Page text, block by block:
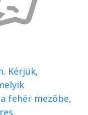
Kérjük,
fehér mezőbe,